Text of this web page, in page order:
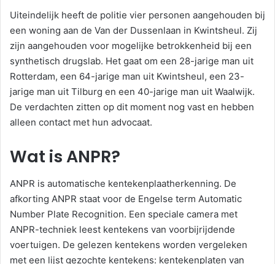
Uiteindelijk heeft de politie vier personen aangehouden bij
een woning aan de Van der Dussenlaan in Kwintsheul. Zij
zijn aangehouden voor mogelijke betrokkenheid bij een
synthetisch drugslab. Het gaat om een 28-jarige man uit
Rotterdam, een 64-jarige man uit Kwintsheul, een 23-
jarige man uit Tilburg en een 40-jarige man uit Waalwijk.
De verdachten zitten op dit moment nog vast en hebben
alleen contact met hun advocaat.
Wat is ANPR?
ANPR is automatische kentekenplaatherkenning. De
afkorting ANPR staat voor de Engelse term Automatic
Number Plate Recognition. Een speciale camera met
ANPR-techniek leest kentekens van voorbijrijdende
voertuigen. De gelezen kentekens worden vergeleken
met een lijst gezochte kentekens: kentekenplaten van